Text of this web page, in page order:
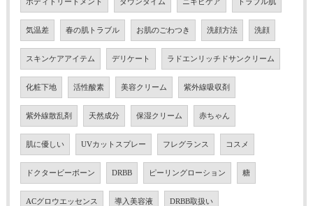
ボディトリートメント ダウンタイム ニキビケア トラブル肌
気温差 春の肌トラブル お肌のごわつき 洗顔方法 洗顔
スキンケアアイテム デリケート ラドエンリッチドサンクリーム
化粧下地 活性酸素 美容クリーム 紫外線吸収剤
紫外線散乱剤 天然成分 保湿クリーム 赤ちゃん
肌に優しい UVカットスプレー フレグランス コスメ
ドクタービーボーン DRBB ピーリングローション 糖
ACグロウエッセンス 導入美容液 DRBB取扱い